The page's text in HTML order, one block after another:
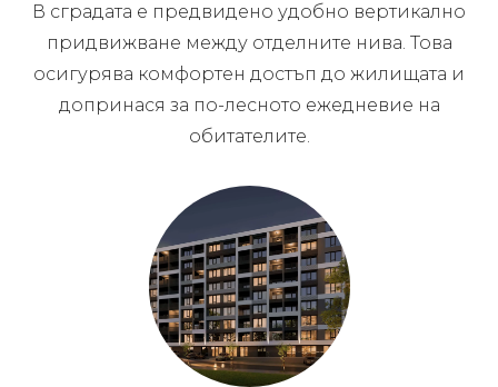
В сградата е предвидено удобно вертикално
придвижване между отделните нива. Това
осигурява комфортен достъп до жилищата и
допринася за по-лесното ежедневие на
обитателите.